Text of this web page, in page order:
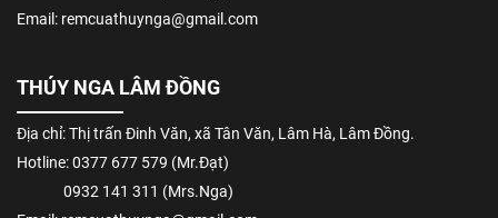
Email: remcuathuynga@gmail.com
THÚY NGA LÂM ĐỒNG
Địa chỉ: Thị trấn Đinh Văn, xã Tân Văn, Lâm Hà, Lâm Đồng.
Hotline: 0377 677 579 (Mr.Đạt)
0932 141 311 (Mrs.Nga)